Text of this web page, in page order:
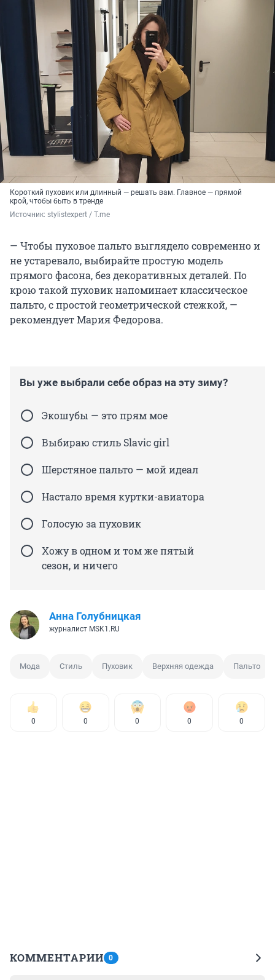
Короткий пуховик или длинный — решать вам. Главное — прямой
крой, чтобы быть в тренде
Источник: stylistexpert / Т.me
— Чтобы пуховое пальто выглядело современно и
не устаревало, выбирайте простую модель
прямого фасона, без декоративных деталей. По
крою такой пуховик напоминает классическое
пальто, с простой геометрической стежкой, —
рекомендует Мария Федорова.
Вы уже выбрали себе образ на эту зиму?
Экошубы — это прям мое
Выбираю стиль Slavic girl
Шерстяное пальто — мой идеал
Настало время куртки-авиатора
Голосую за пуховик
Хожу в одном и том же пятый
сезон, и ничего
Анна Голубницкая
журналист MSK1.RU
Мода Стиль Пуховик Верхняя одежда Пальто
0 0 0 0 0
КОММЕНТАРИИ 0